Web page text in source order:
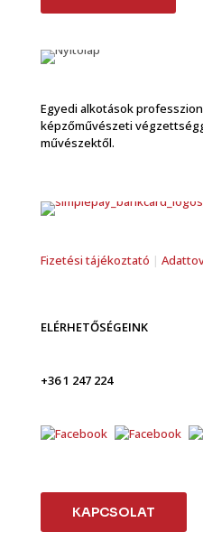
Egyedi alkotások
képzőművészeti
művészektől.
Fizetési tájékoztató |
ELÉRHETŐSÉGEINK
+36 1 247 224
KAPCSOLAT